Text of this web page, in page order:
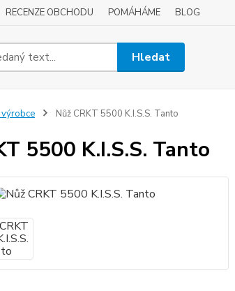
RECENZE OBCHODU POMÁHÁME BLOG
Hledat
Nůž CRKT 5500 K.I.S.S. Tanto
5500 K.I.S.S. Tanto